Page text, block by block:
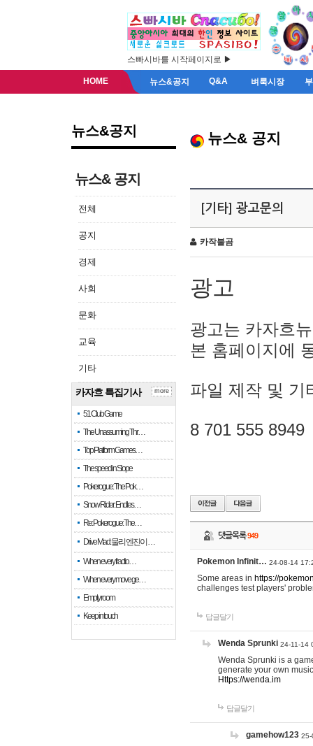
스빠시바를 시작페이지로 ▶
HOME 뉴스&공지 Q&A 벼룩시장
뉴스&공지
뉴스& 공지
전체
공지
경제
사회
문화
교육
기타
카자흐 특집기사
51 Club Game
The Unassuming Thr…
Top Platform Games…
The speed in Slope
Pokerogue: The Pok…
Snow Rider: Endles…
Re: Pokerogue: The…
Drive Mad: 물리 엔진이 …
When every fractio…
When every move ge…
Empty room
Keep in touch
more
뉴스& 공지
[기타] 광고문의
카작불곰
광고
광고는 카자흐
본 홈페이지에
파일 제작 및 기
8 701 555 8949
댓글목록949
Pokemon Infinit… 24-08-14
Some areas in https://
challenges test players'
답글달기
Wenda Sprunki 24-11-14
Wenda Sprunki is a
generate your own
Https://wenda.im
답글달기
gamehow123 25-